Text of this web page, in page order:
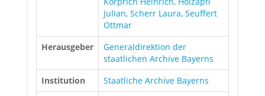
Julian, Scherr Laura, Seuffert
Ottmar
Herausgeber
Generaldirektion der
staatlichen Archive Bayerns
Institution
Staatliche Archive Bayerns